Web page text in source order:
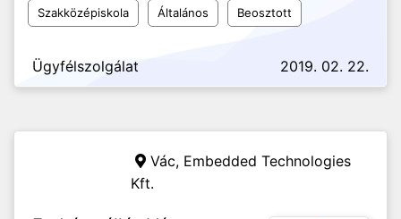
Szakközépiskola Általános Beosztott
Ügyfélszolgálat 2019. 02. 22.
Vác, Embedded Technologies
Kft.